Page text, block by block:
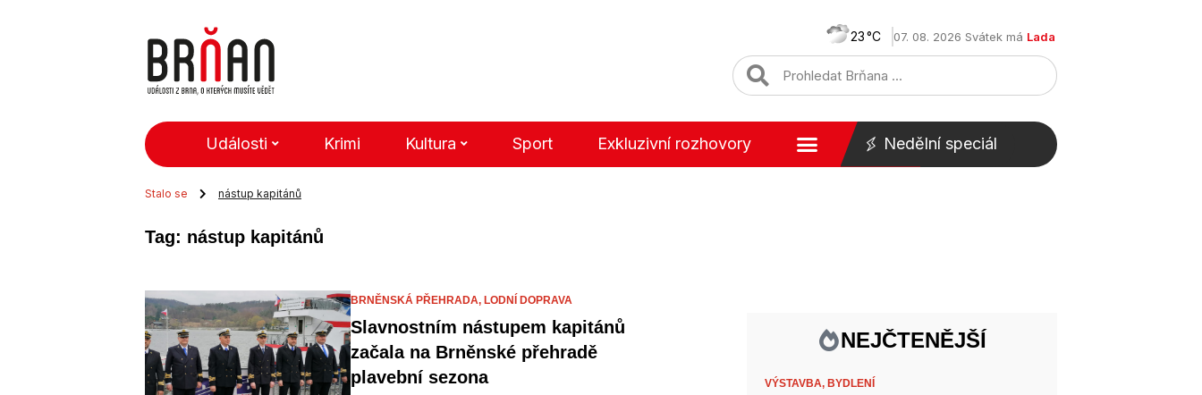
23 07. 08. 2026 Svátek má Lada
Události Krimi Kultura Sport Exkluzivní rozhovory Nedělní speciál
Stalo se nástup kapitánů
Tag: nástup kapitánů
BRNĚNSKÁ PŘEHRADA, LODNÍ DOPRAVA
Slavnostním nástupem kapitánů
začala na Brněnské přehradě
plavební sezona
NEJČTENĚJŠÍ
VÝSTAVBA, BYDLENÍ